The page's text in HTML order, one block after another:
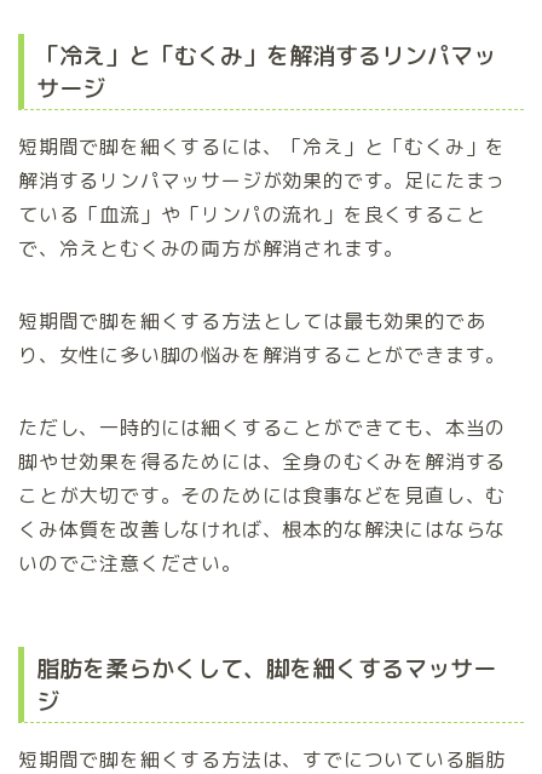
「冷え」と「むくみ」を解消するリンパマッ
サージ
短期間で脚を細くするには、「冷え」と「むくみ」を
解消するリンパマッサージが効果的です。足にたまっ
ている「血流」や「リンパの流れ」を良くすること
で、冷えとむくみの両方が解消されます。
短期間で脚を細くする方法としては最も効果的であ
り、女性に多い脚の悩みを解消することができます。
ただし、一時的には細くすることができても、本当の
脚やせ効果を得るためには、全身のむくみを解消する
ことが大切です。そのためには食事などを見直し、む
くみ体質を改善しなければ、根本的な解決にはならな
いのでご注意ください。
脂肪を柔らかくして、脚を細くするマッサー
ジ
短期間で脚を細くする方法は、すでについている脂肪